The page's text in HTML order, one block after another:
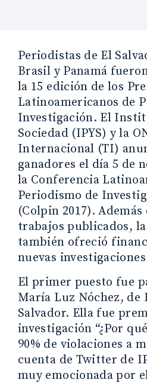
Periodistas de El
Brasil y Panamá
la 15 edición de los
Latinoamericanos de
Investigación. El
Sociedad (IPYS) y la
Internacional (TI)
ganadores el día 5 de
la Conferencia
Periodismo de
(Colpin 2017).
trabajos publicados,
también ofreció
nuevas
El primer puesto fue
María Luz Nóchez, de
Salvador. Ella fue
investigación “¿Por
90% de violaciones a
cuenta de Twitter de
muy emocionada por